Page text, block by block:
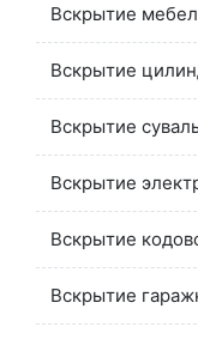
Вскрытие
Вскрытие
Вскрытие
Вскрытие
Вскрытие
Вскрытие